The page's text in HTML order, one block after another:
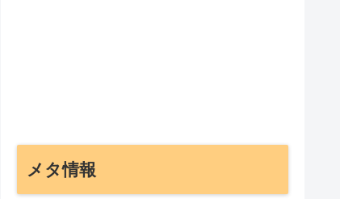
メタ情報